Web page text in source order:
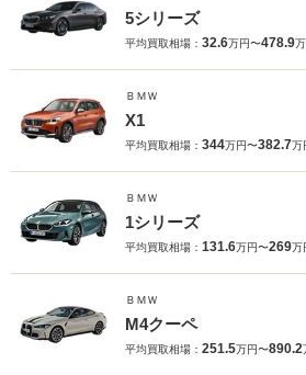
5シリーズ
平均買取相場： 32.6万円〜478.9
ＢＭＷ
X1
平均買取相場： 344万円〜382.7万
ＢＭＷ
1シリーズ
平均買取相場： 131.6万円〜269万
ＢＭＷ
M4クーペ
平均買取相場： 251.5万円〜890.2